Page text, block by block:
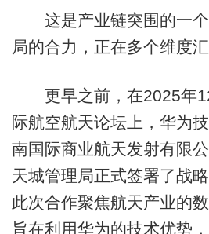
这是产业链突围的一
局的合力，正在多个维度汇
更早之前，在2025年
际航空航天论坛上，华为
南国际商业航天发射有限
天城管理局正式签署了战
此次合作聚焦航天产业的
旨在利用华为的技术优势